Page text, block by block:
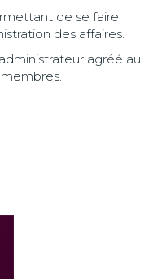
de se faire
des affaires.
agréé au